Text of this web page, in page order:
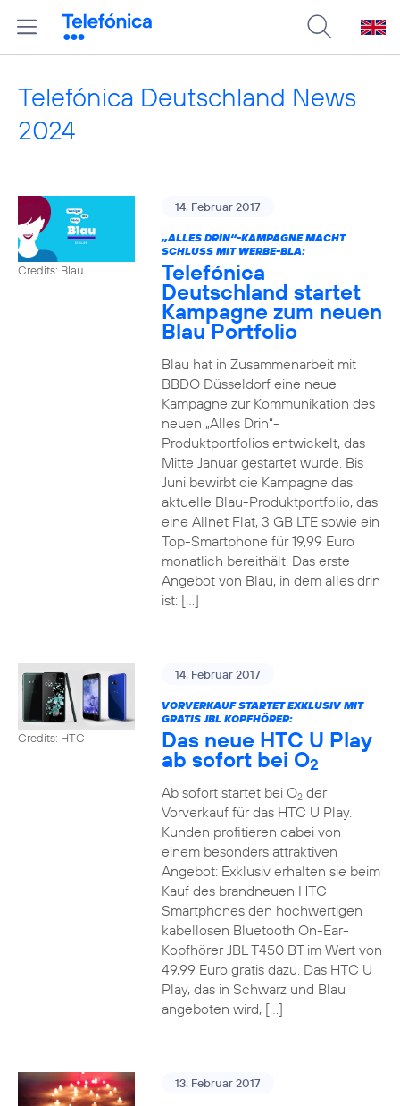
Telefónica Deutschland News
2024
Credits: Blau
14. Februar 2017
„ALLES DRIN“-KAMPAGNE MACHT
SCHLUSS MIT WERBE-BLA:
Telefónica
Deutschland startet
Kampagne zum neuen
Blau Portfolio
Blau hat in Zusammenarbeit mit
BBDO Düsseldorf eine neue
Kampagne zur Kommunikation des
neuen „Alles Drin“-
Produktportfolios entwickelt, das
Mitte Januar gestartet wurde. Bis
Juni bewirbt die Kampagne das
aktuelle Blau-Produktportfolio, das
eine Allnet Flat, 3 GB LTE sowie ein
Top-Smartphone für 19,99 Euro
monatlich bereithält. Das erste
Angebot von Blau, in dem alles drin
ist: […]
Credits: HTC
14. Februar 2017
VORVERKAUF STARTET EXKLUSIV MIT
GRATIS JBL KOPFHÖRER:
Das neue HTC U Play
ab sofort bei O2
Ab sofort startet bei O2der
Vorverkauf für das HTC U Play.
Kunden profitieren dabei von
einem besonders attraktiven
Angebot: Exklusiv erhalten sie beim
Kauf des brandneuen HTC
Smartphones den hochwertigen
kabellosen Bluetooth On-Ear-
Kopfhörer JBL T450 BT im Wert von
49,99 Euro gratis dazu. Das HTC U
Play, das in Schwarz und Blau
angeboten wird, […]
13. Februar 2017